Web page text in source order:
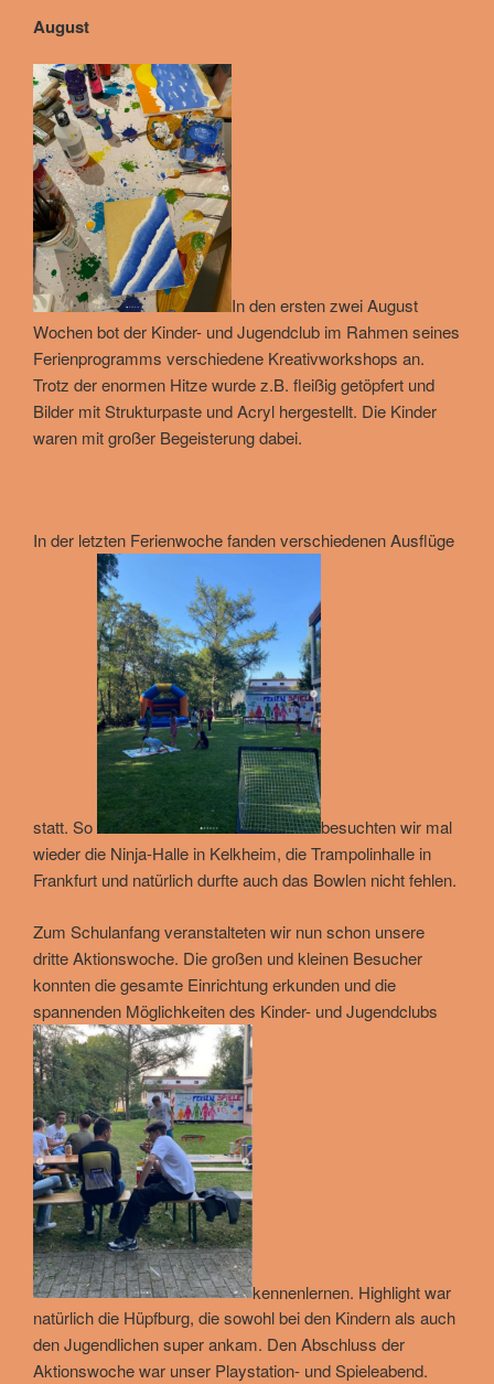
August
In den ersten zwei August
Wochen bot der Kinder- und Jugendclub im Rahmen seines
Ferienprogramms verschiedene Kreativworkshops an.
Trotz der enormen Hitze wurde z.B. fleißig getöpfert und
Bilder mit Strukturpaste und Acryl hergestellt. Die Kinder
waren mit großer Begeisterung dabei.
In der letzten Ferienwoche fanden verschiedenen Ausflüge
statt. So
besuchten wir mal
wieder die Ninja-Halle in Kelkheim, die Trampolinhalle in
Frankfurt und natürlich durfte auch das Bowlen nicht fehlen.
Zum Schulanfang veranstalteten wir nun schon unsere
dritte Aktionswoche. Die großen und kleinen Besucher
konnten die gesamte Einrichtung erkunden und die
spannenden Möglichkeiten des Kinder- und Jugendclubs
kennenlernen. Highlight war
natürlich die Hüpfburg, die sowohl bei den Kindern als auch
den Jugendlichen super ankam. Den Abschluss der
Aktionswoche war unser Playstation- und Spieleabend.